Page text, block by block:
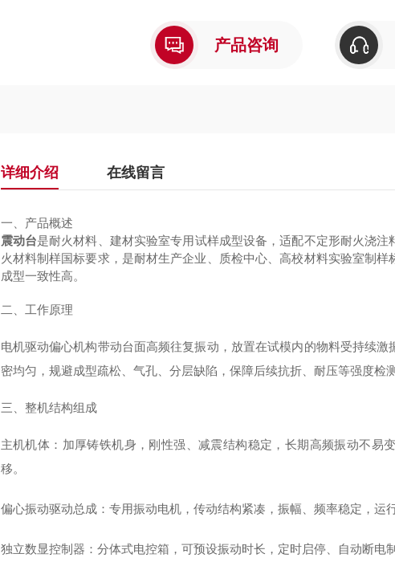
产品咨询
详细介绍 在线留言
一、产品概述
震动台是耐火材料、建材实验室专用试样成型设备，适配不定形耐火浇
火材料制样国标要求，是耐材生产企业、质检中心、高校材料实验室制
成型一致性高。
二、工作原理
电机驱动偏心机构带动台面高频往复振动，放置在试模内的物料受持续
密均匀，规避成型疏松、气孔、分层缺陷，保障后续抗折、耐压等强度检
三、整机结构组成
主机机体 ：加厚铸铁机身，刚性强、减震结构稳定，长期高频振动不易
移。
偏心振动驱动总成：专用振动电机，传动结构紧凑，振幅、频率稳定，运
独立数显控制器 ：分体式电控箱，可预设振动时长，定时启停、自动断电